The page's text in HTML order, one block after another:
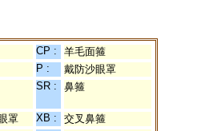
CP :
羊毛面箍
P :
戴防沙眼罩
SR : 鼻箍
罩 XB :
交叉鼻箍